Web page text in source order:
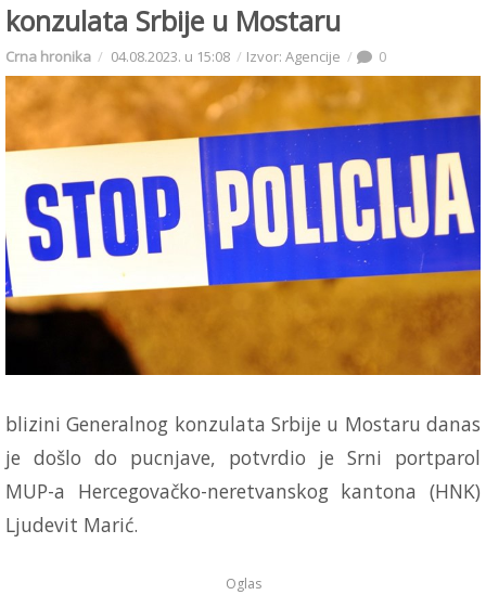
konzulata Srbije u Mostaru
Crna hronika 04.08.2023. u 15:08 Izvor: Agencije 0
blizini Generalnog konzulata Srbije u Mostaru danas
je došlo do pucnjave, potvrdio je Srni portparol
MUP-a Hercegovačko-neretvanskog kantona (HNK)
Ljudevit Marić.
Oglas